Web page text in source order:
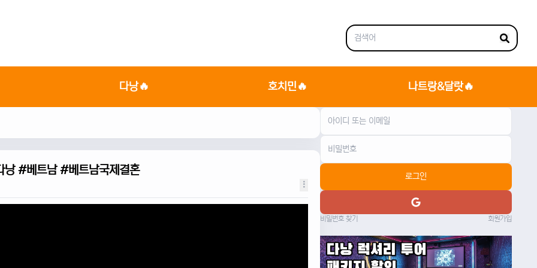
다낭🔥 호치민🔥 나트랑&달랏🔥
#베트남 #베트남국제결혼 로그인
비밀번호 찾기 회원가입